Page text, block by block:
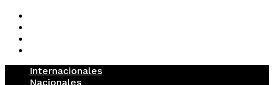
Internacionales
Nacionales